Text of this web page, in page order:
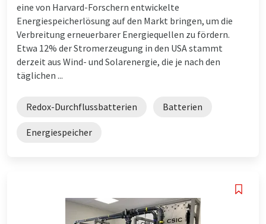
eine von Harvard-Forschern entwickelte
Energiespeicherlösung auf den Markt bringen, um die
Verbreitung erneuerbarer Energiequellen zu fördern.
Etwa 12% der Stromerzeugung in den USA stammt
derzeit aus Wind- und Solarenergie, die je nach den
täglichen ...
Redox-Durchflussbatterien Batterien
Energiespeicher